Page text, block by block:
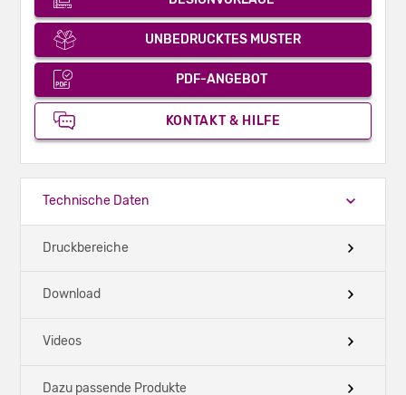
UNBEDRUCKTES MUSTER
PDF-ANGEBOT
KONTAKT & HILFE
Technische Daten
Druckbereiche
Download
Videos
Dazu passende Produkte